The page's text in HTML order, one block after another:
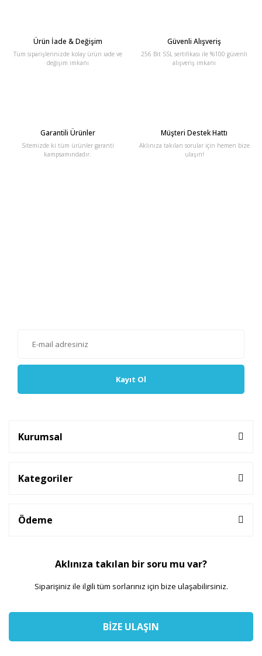
Ürün İade & Değişim
Tüm siparişlerinizde kolay ürün iade ve
değişim imkanı
Güvenli Alışveriş
256 Bit SSL sertifikası ile %100 güvenli
alışveriş imkanı
Garantili Ürünler
Sitemizde ki tüm ürünler garanti
kampsamındadır.
Müşteri Destek Hattı
Aklınıza takılan sorular için hemen bize
ulaşın!
Kayıt Ol
Kurumsal
Kategoriler
Ödeme
Aklınıza takılan bir soru mu var?
Siparişiniz ile ilgili tüm sorlarınız için bize ulaşabilirsiniz.
BİZE ULAŞIN